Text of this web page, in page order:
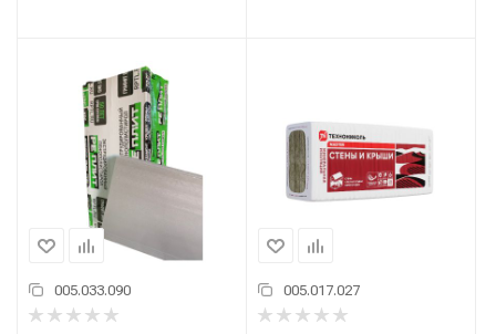
005.033.090 005.017.027